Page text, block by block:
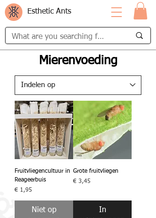
Esthetic Ants
Mierenvoeding
Fruitvliegencultuur in
Reageerbuis
Prijs
€ 1,95
Niet op
Grote fruitvliegen
Prijs
€ 3,45
In